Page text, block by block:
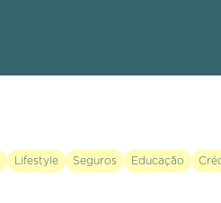
Lifestyle Seguros Educação